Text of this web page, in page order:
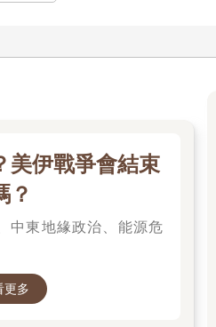
的合作埋下伏筆。
場景。會議室就像是跑馬場，眾
在同一條起跑線上，得到展示自
迅速提升自己的形象。比如，有
議上發言卻結結巴巴；有的人私
會時卻講得顛三倒四；有的人平
呢？很多時候，若是不懂其中的
美伊戰爭會結束
？
中東地緣政治、能源危
更多